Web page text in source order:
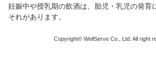
妊娠中や授乳期の飲酒は、胎児・乳児の発育
それがあります。
Copyright© WellServe Co., Ltd. All right